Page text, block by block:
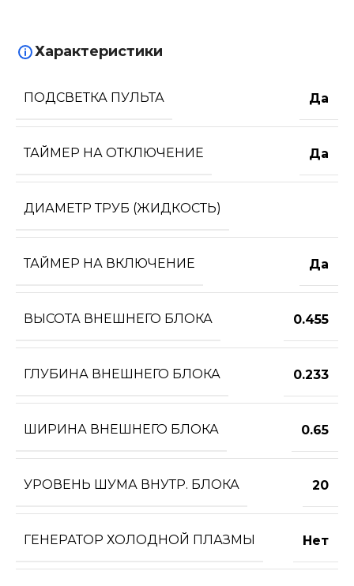
Характеристики
ПОДСВЕТКА ПУЛЬТА Да
ТАЙМЕР НА ОТКЛЮЧЕНИЕ Да
ДИАМЕТР ТРУБ (ЖИДКОСТЬ)
ТАЙМЕР НА ВКЛЮЧЕНИЕ Да
ВЫСОТА ВНЕШНЕГО БЛОКА 0.455
ГЛУБИНА ВНЕШНЕГО БЛОКА 0.233
ШИРИНА ВНЕШНЕГО БЛОКА 0.65
УРОВЕНЬ ШУМА ВНУТР. БЛОКА 20
ГЕНЕРАТОР ХОЛОДНОЙ ПЛАЗМЫ Нет